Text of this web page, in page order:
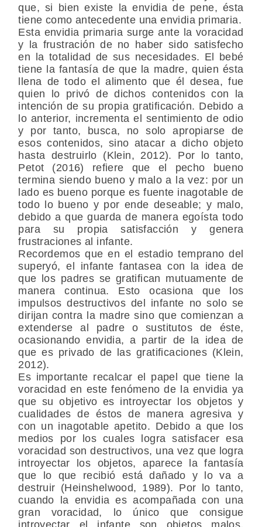
que, si bien existe la envidia de pene, ésta
tiene como antecedente una envidia primaria.
Esta envidia primaria surge ante la voracidad
y la frustración de no haber sido satisfecho
en la totalidad de sus necesidades. El bebé
tiene la fantasía de que la madre, quien ésta
llena de todo el alimento que él desea, fue
quien lo privó de dichos contenidos con la
intención de su propia gratificación. Debido a
lo anterior, incrementa el sentimiento de odio
y por tanto, busca, no solo apropiarse de
esos contenidos, sino atacar a dicho objeto
hasta destruirlo (Klein, 2012). Por lo tanto,
Petot (2016) refiere que el pecho bueno
termina siendo bueno y malo a la vez: por un
lado es bueno porque es fuente inagotable de
todo lo bueno y por ende deseable; y malo,
debido a que guarda de manera egoísta todo
para su propia satisfacción y genera
frustraciones al infante.
Recordemos que en el estadio temprano del
superyó, el infante fantasea con la idea de
que los padres se gratifican mutuamente de
manera continua. Esto ocasiona que los
impulsos destructivos del infante no solo se
dirijan contra la madre sino que comienzan a
extenderse al padre o sustitutos de éste,
ocasionando envidia, a partir de la idea de
que es privado de las gratificaciones (Klein,
2012).
Es importante recalcar el papel que tiene la
voracidad en este fenómeno de la envidia ya
que su objetivo es introyectar los objetos y
cualidades de éstos de manera agresiva y
con un inagotable apetito. Debido a que los
medios por los cuales logra satisfacer esa
voracidad son destructivos, una vez que logra
introyectar los objetos, aparece la fantasía
que lo que recibió está dañado y lo va a
destruir (Heinshelwood, 1989). Por lo tanto,
cuando la envidia es acompañada con una
gran voracidad, lo único que consigue
introyectar el infante son objetos malos,